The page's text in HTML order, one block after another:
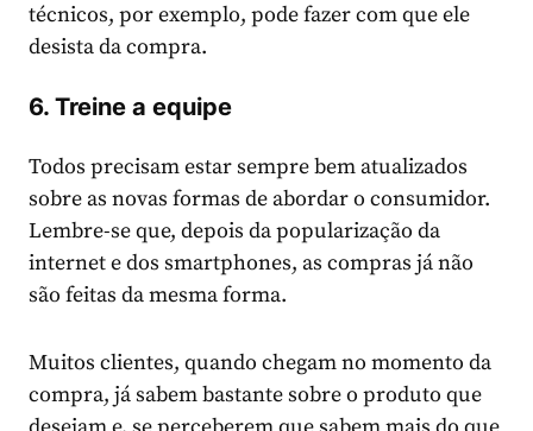
técnicos, por exemplo, pode fazer com que ele
desista da compra.
6. Treine a equipe
Todos precisam estar sempre bem atualizados
sobre as novas formas de abordar o consumidor.
Lembre-se que, depois da popularização da
internet e dos smartphones, as compras já não
são feitas da mesma forma.
Muitos clientes, quando chegam no momento da
compra, já sabem bastante sobre o produto que